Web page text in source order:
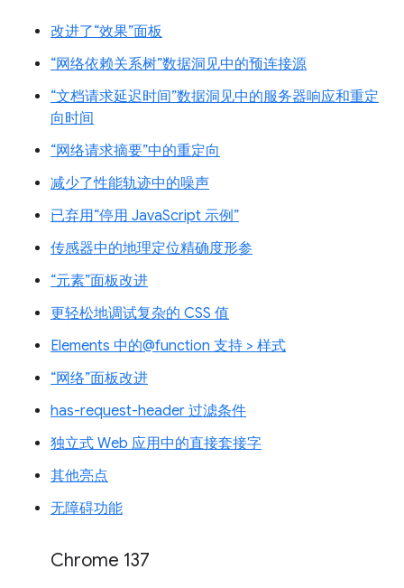
改进了“效果”面板
“网络依赖关系树”数据洞见中的预连接源
“文档请求延迟时间”数据洞见中的服务器响应和重定
向时间
“网络请求摘要”中的重定向
减少了性能轨迹中的噪声
已弃用“停用 JavaScript 示例”
传感器中的地理定位精确度形参
“元素”面板改进
更轻松地调试复杂的 CSS 值
Elements 中的@function 支持 > 样式
“网络”面板改进
has-request-header 过滤条件
独立式 Web 应用中的直接套接字
其他亮点
无障碍功能
Chrome 137